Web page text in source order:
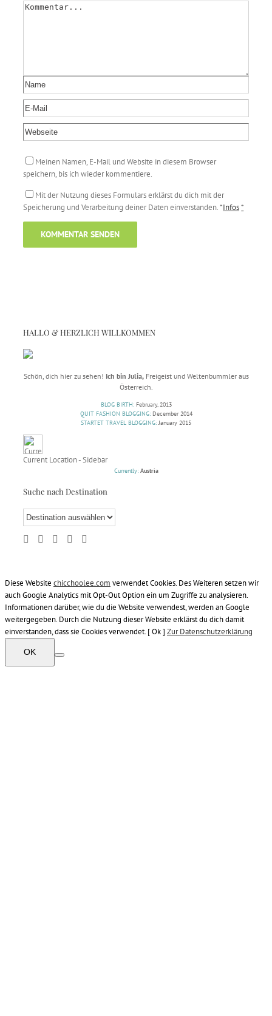
Meinen Namen, E-Mail und Website in diesem Browser
speichern, bis ich wieder kommentiere.
Mit der Nutzung dieses Formulars erklärst du dich mit der
Speicherung und Verarbeitung deiner Daten einverstanden. *Infos*
HALLO & HERZLICH WILLKOMMEN
Schön, dich hier zu sehen! Ich bin Julia,Freigeist und Weltenbummler aus
Österreich.
BLOG BIRTH:February, 2013
QUIT FASHION BLOGGING:December 2014
STARTET TRAVEL BLOGGING:January 2015
Current Location - Sidebar
Currently: Austria
Suche nach Destination
Diese Website chicchoolee.com verwendet Cookies. Des Weiteren setzen wir
auch Google Analytics mit Opt-Out Option ein um Zugriffe zu analysieren.
Informationen darüber, wie du die Website verwendest, werden an Google
weitergegeben. Durch die Nutzung dieser Website erklärst du dich damit
einverstanden, dass sie Cookies verwendet. [ Ok ] Zur Datenschutzerklärung
OK